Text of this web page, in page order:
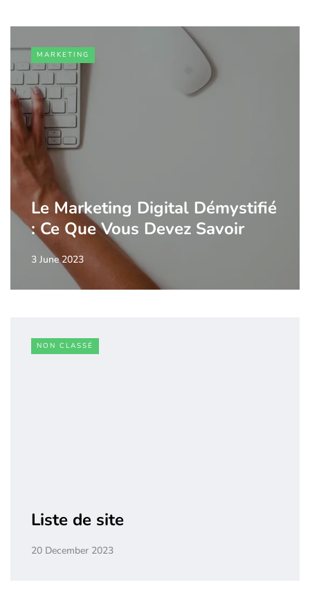
MARKETING
Le Marketing Digital Démystifié
: Ce Que Vous Devez Savoir
3 June 2023
NON CLASSÉ
Liste de site
20 December 2023